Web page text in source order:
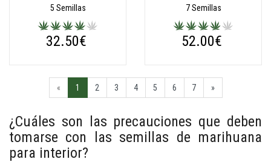
5 Semillas
32.50€
7 Semillas
52.00€
« 1 2 3 4 5 6 7 »
¿Cuáles son las precauciones que deben
tomarse con las semillas de marihuana
para interior?